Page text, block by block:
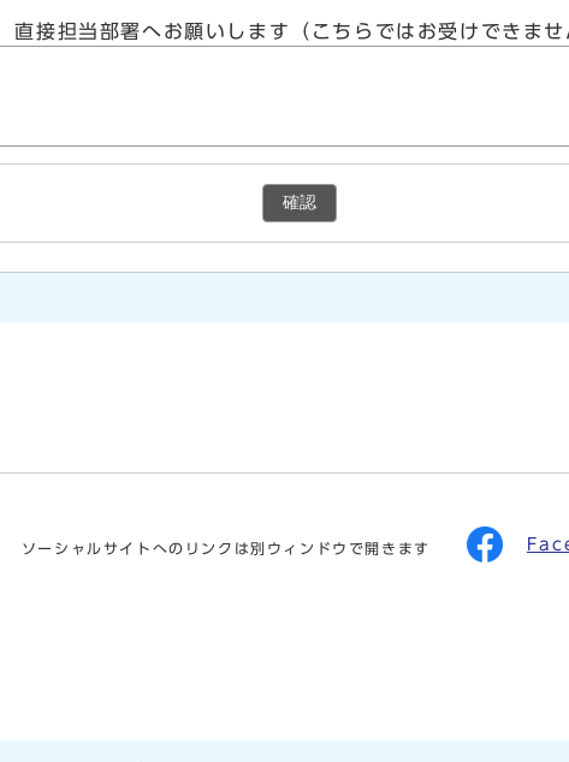
直接担当部署へお願いします（こちらではお受けできま
確認
ソーシャルサイトへのリンクは別ウィンドウで開きます